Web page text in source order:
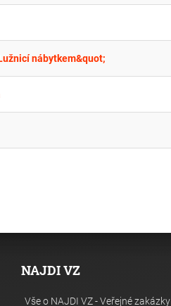
nábytkem&quot;
NAJDI VZ
Vše o NAJDI VZ - Veřejné zakázky